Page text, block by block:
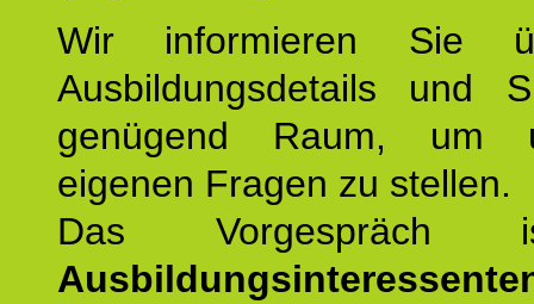
Wir informieren Sie
Ausbildungsdetails und
genügend Raum, um
eigenen Fragen zu stellen.
Das